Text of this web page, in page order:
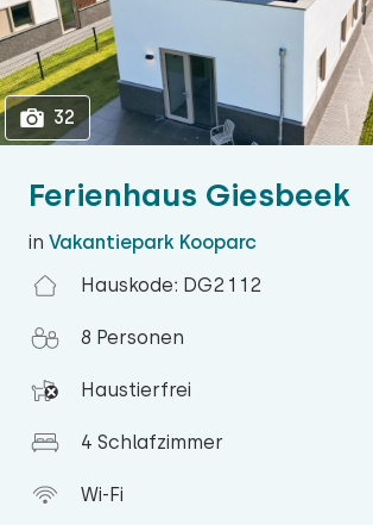
Ferienhaus Giesbeek
in Vakantiepark Kooparc
Hauskode: DG2112
8 Personen
Haustierfrei
4 Schlafzimmer
Wi-Fi
32